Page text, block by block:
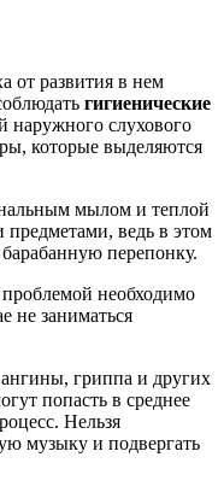
от развития в нем
гигиенические
наружного слухового
которые выделяются
мылом и теплой
предметами, ведь в этом
перепонку.
необходимо
не заниматься
гриппа и других
попасть в среднее
Нельзя
музыку и подвергать